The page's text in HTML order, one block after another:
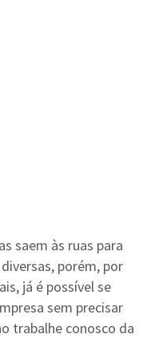
saem às ruas para
porém, por
já é possível se
sem precisar
trabalhe conosco da